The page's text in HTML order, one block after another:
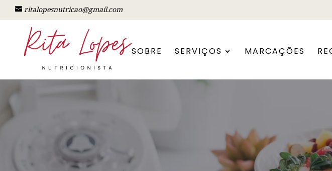
ritalopesnutricao@gmail.com
SOBRE SERVIÇOS MARCAÇÕES